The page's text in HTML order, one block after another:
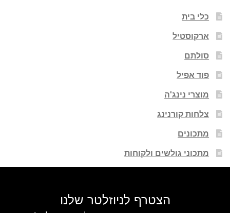
כלי בית
ארקוסטיל
סולתם
פוד אפיל
מוצרי נינג'ה
צלחות קורנינג
מתכונים
מתכוני גולשים ולקוחות
הצטרף לניוזלטר שלנו